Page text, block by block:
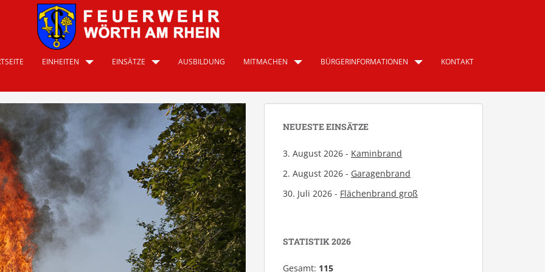
EINHEITEN EINSÄTZE AUSBILDUNG MITMACHEN BÜRGERINFORMATIONEN KONTAKT
NEUESTE EINSÄTZE
3. August 2026 - Kaminbrand
2. August 2026 - Garagenbrand
30. Juli 2026 - Flächenbrand groß
STATISTIK 2026
Gesamt: 115